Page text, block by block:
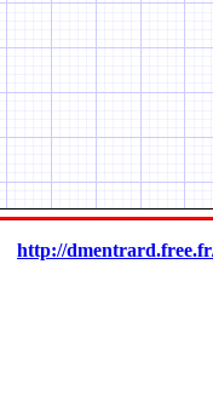
http://